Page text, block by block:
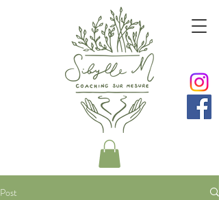
Post